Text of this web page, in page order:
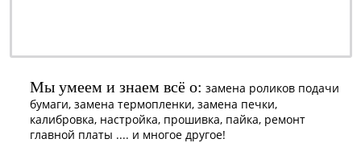
Мы умеем и знаем всё о: замена роликов подачи
бумаги, замена термопленки, замена печки,
калибровка, настройка, прошивка, пайка, ремонт
главной платы .... и многое другое!